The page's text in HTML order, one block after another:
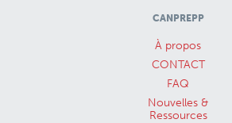
CANPREPP
À propos
CONTACT
FAQ
Nouvelles &
Ressources